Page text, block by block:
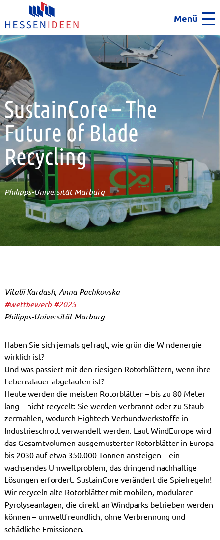
Menü
SustainCore – The
Future of Blade
Recycling
Philipps-Universität Marburg
Vitalii Kardash, Anna Pachkovska
#wettbewerb #2025
Philipps-Universität Marburg
Haben Sie sich jemals gefragt, wie grün die Windenergie
wirklich ist?
Und was passiert mit den riesigen Rotorblättern, wenn ihre
Lebensdauer abgelaufen ist?
Heute werden die meisten Rotorblätter – bis zu 80 Meter
lang – nicht recycelt: Sie werden verbrannt oder zu Staub
zermahlen, wodurch Hightech-Verbundwerkstoffe in
Industrieschrott verwandelt werden. Laut WindEurope wird
das Gesamtvolumen ausgemusterter Rotorblätter in Europa
bis 2030 auf etwa 350.000 Tonnen ansteigen – ein
wachsendes Umweltproblem, das dringend nachhaltige
Lösungen erfordert. SustainCore verändert die Spielregeln!
Wir recyceln alte Rotorblätter mit mobilen, modularen
Pyrolyseanlagen, die direkt an Windparks betrieben werden
können – umweltfreundlich, ohne Verbrennung und
schädliche Emissionen.